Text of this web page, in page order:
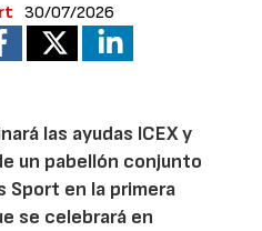
30/07/2026
las ayudas ICEX y
un pabellón conjunto
Sport en la primera
se celebrará en